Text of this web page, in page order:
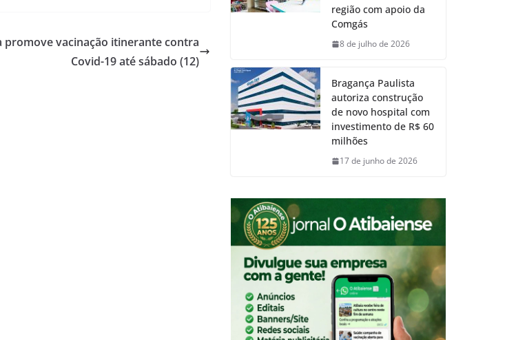
promove vacinação itinerante contra
Covid-19 até sábado (12)
região com apoio da
Comgás
8 de julho de 2026
Bragança Paulista
autoriza construção
de novo hospital com
investimento de R$ 60
milhões
17 de junho de 2026